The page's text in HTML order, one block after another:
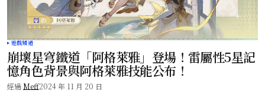
遊戲頻道
崩壞星穹鐵道「阿格萊雅」登場！雷屬性5星記
憶角色背景與阿格萊雅技能公布！
經過 Meff2024 年 11 月 20 日